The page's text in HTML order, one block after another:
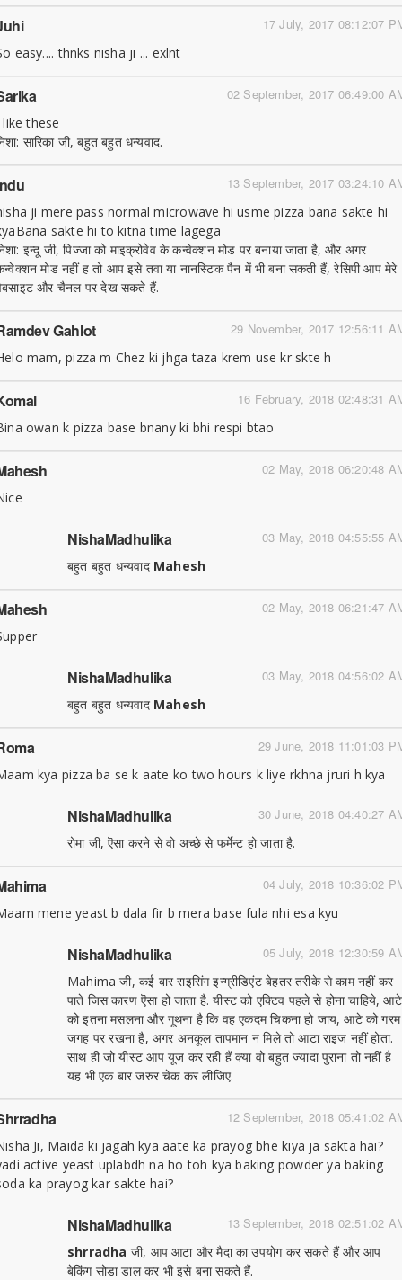
17 July, 2017 08:12:07
easy.... thnks nisha ji ... exlnt
02 September, 2017 06:49:00
like these
सारिका जी, बहुत बहुत धन्यवाद.
13 September, 2017 03:24:10
ji mere pass normal microwave hi usme pizza bana sakte hi
sakte hi to kitna time lagega
इन्दू जी, पिज्जा को माइक्रोवेव के कन्वेक्शन मोड पर बनाया जाता है, और अगर
मोड नहीं ह तो आप इसे तवा या नानस्टिक पैन में भी बना सकती हैं, रेसिपी आप मेरे
और चैनल पर देख सकते हैं.
29 November, 2017 12:56:11
Gahlot
mam, pizza m Chez ki jhga taza krem use kr skte h
16 February, 2018 02:48:31
owan k pizza base bnany ki bhi respi btao
02 May, 2018 06:20:48
03 May, 2018 04:55:55
NishaMadhulika
बहुत बहुत धन्यवाद Mahesh
02 May, 2018 06:21:47
03 May, 2018 04:56:02
NishaMadhulika
बहुत बहुत धन्यवाद Mahesh
29 June, 2018 11:01:03
kya pizza ba se k aate ko two hours k liye rkhna jruri h kya
30 June, 2018 04:40:27
NishaMadhulika
रोमा जी, ऎसा करने से वो अच्छे से फर्मेन्ट हो जाता है.
04 July, 2018 10:36:02
mene yeast b dala fir b mera base fula nhi esa kyu
05 July, 2018 12:30:59
NishaMadhulika
Mahima जी, कई बार राइसिंग इन्ग्रीडिएंट बेहतर तरीके से काम नहीं कर
पाते जिस कारण ऎसा हो जाता है. यीस्ट को एक्टिव पहले से होना चाहिये, आटे
को इतना मसलना और गूथना है कि वह एकदम चिकना हो जाय, आटे को गरम
जगह पर रखना है, अगर अनकूल तापमान न मिले तो आटा राइज नहीं होता.
साथ ही जो यीस्ट आप यूज कर रही हैं क्या वो बहुत ज्यादा पुराना तो नहीं है
यह भी एक बार जरुर चेक कर लीजिए.
12 September, 2018 05:41:02
Ji, Maida ki jagah kya aate ka prayog bhe kiya ja sakta hai?
active yeast uplabdh na ho toh kya baking powder ya baking
ka prayog kar sakte hai?
13 September, 2018 02:51:02
NishaMadhulika
shrradha जी, आप आटा और मैदा का उपयोग कर सकते हैं और आप
बेकिंग सोडा डाल कर भी इसे बना सकते हैं.